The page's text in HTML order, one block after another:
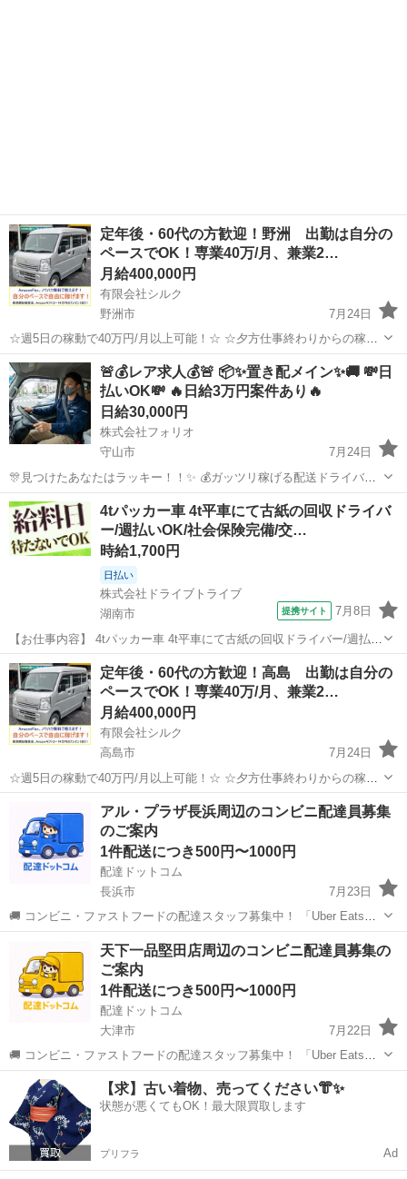
定年後・60代の方歓迎！野洲 出勤は自分の
ペースでOK！専業40万/月、兼業2…
月給400,000円
有限会社シルク
野洲市
7月24日
☆週5日の稼動で40万円/月以上可能！☆ ☆夕方仕事終わりからの稼
働、休日の稼動で20万円/月以上可能！☆ ☆雇われない働き方、自由な
スタイルでの働き方を【Amazon Flex】で始めましょう！☆ 個人事業
主とし...
滋賀 野洲市 配送 Amazon
🚨💰レア求人💰🚨 📦✨置き配メイン✨🚚 💸日
払いOK💸 🔥日給3万円案件あり🔥
日給30,000円
株式会社フォリオ
守山市
7月24日
🎊見つけたあなたはラッキー！！✨ 💰ガッツリ稼げる配送ドライバー
募集🚚 ✨日給3万円の案件あり！ ✨繁忙期は月収80万円の実績あり！
✨日払い・週払い相談OK！ 🚚「一人で気楽に働きたい」 💰「頑張
っ...
滋賀 守山市 配送 置き配
4tパッカー車 4t平車にて古紙の回収ドライバ
ー/週払いOK/社会保険完備/交…
時給1,700円
日払い
株式会社ドライブトライブ
湖南市
提携サイト 7月8日
【お仕事内容】 4tパッカー車 4t平車にて古紙の回収ドライバー/週払い
OK/社会保険完備/交通費支給/湖南市 高日給のお仕事！働きやすい日勤
帯！残業なし！ 勤務地： 滋賀県湖南市 ＼フルタイムのお仕事です。
本職として専念...
滋賀 湖南市 配送
定年後・60代の方歓迎！高島 出勤は自分の
ペースでOK！専業40万/月、兼業2…
月給400,000円
有限会社シルク
高島市
7月24日
☆週5日の稼動で40万円/月以上可能！☆ ☆夕方仕事終わりからの稼
働、休日の稼動で20万円/月以上可能！☆ ☆雇われない働き方、自由な
スタイルでの働き方を【Amazon Flex】で始めましょう！☆ 個人事業
主とし...
Amazon
アル・プラザ長浜周辺のコンビニ配達員募集
のご案内
1件配送につき500円〜1000円
配達ドットコム
長浜市
7月23日
🚚 コンビニ・ファストフードの配達スタッフ募集中！ 「Uber Eats」
や「出前館」のように、配達専用アプリを使ってお仕事するスタイル
です。 オファー内容を見てから、受けるかどうかを自由に選べます！
✅ 業務内容...
長浜市 配送 プラザ
天下一品堅田店周辺のコンビニ配達員募集の
ご案内
1件配送につき500円〜1000円
配達ドットコム
大津市
7月22日
🚚 コンビニ・ファストフードの配達スタッフ募集中！ 「Uber Eats」
や「出前館」のように、配達専用アプリを使ってお仕事するスタイル
です。 オファー内容を見てから、受けるかどうかを自由に選べます！
✅ 業務内容...
滋賀 配送 ファストフード
【求】古い着物、売ってください👘✨
状態が悪くてもOK！最大限買取します
プリフラ Ad